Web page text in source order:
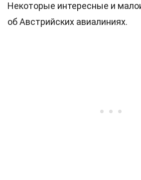
Некоторые интересные и
об Австрийских авиалиниях.